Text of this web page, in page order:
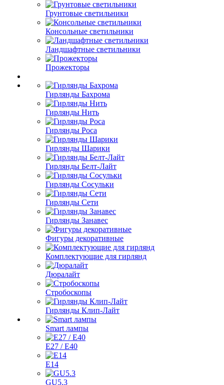
Грунтовые светильники
Консольные светильники
Ландшафтные светильники
Прожекторы
Гирлянды Бахрома
Гирлянды Нить
Гирлянды Роса
Гирлянды Шарики
Гирлянды Белт-Лайт
Гирлянды Сосульки
Гирлянды Сети
Гирлянды Занавес
Фигуры декоративные
Комплектующие для гирлянд
Дюралайт
Стробоскопы
Гирлянды Клип-Лайт
Smart лампы
E27 / E40
E14
GU5.3